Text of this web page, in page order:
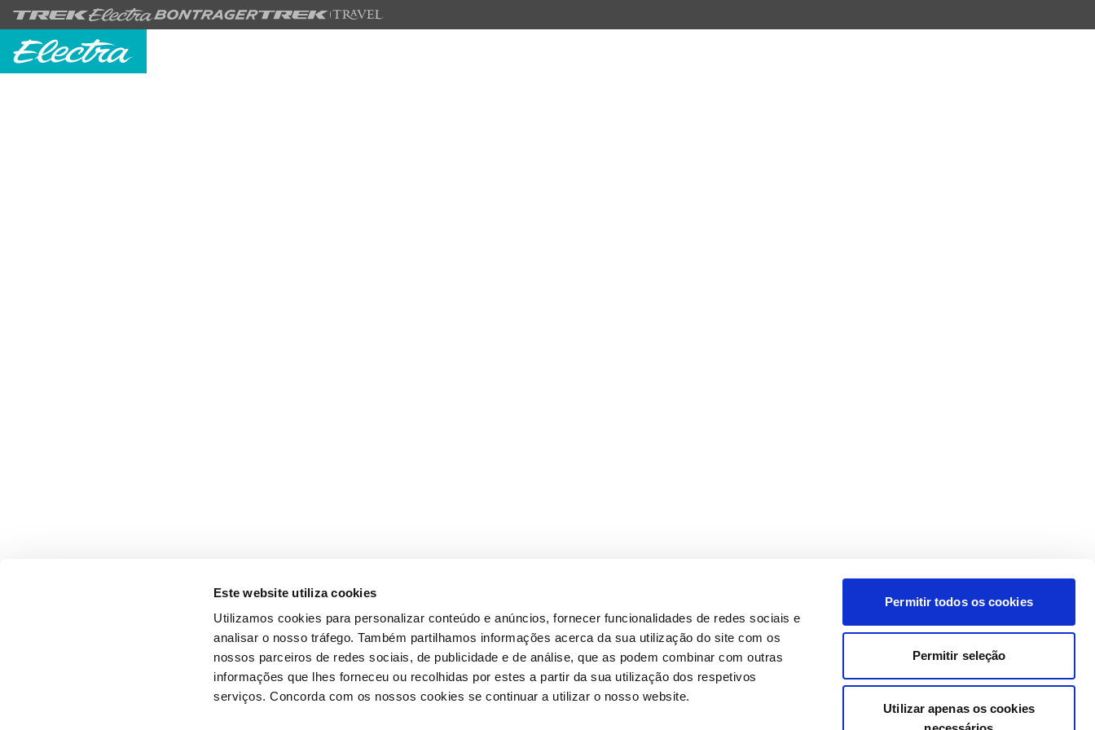
Este website utiliza cookies
Utilizamos cookies para personalizar conteúdo e anúncios, fornecer funcionalidades de redes sociais e
analisar o nosso tráfego. Também partilhamos informações acerca da sua utilização do site com os
nossos parceiros de redes sociais, de publicidade e de análise, que as podem combinar com outras
informações que lhes forneceu ou recolhidas por estes a partir da sua utilização dos respetivos
serviços. Concorda com os nossos cookies se continuar a utilizar o nosso website.
Permitir todos os cookies
Permitir seleção
Utilizar apenas os cookies